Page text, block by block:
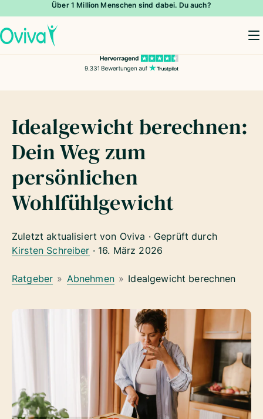
Über 1 Million Menschen sind dabei. Du auch?
Idealgewicht berechnen:
Dein Weg zum
persönlichen
Wohlfühlgewicht
Zuletzt aktualisiert von Oviva · Geprüft durch
Kirsten Schreiber · 16. März 2026
Ratgeber » Abnehmen » Idealgewicht berechnen